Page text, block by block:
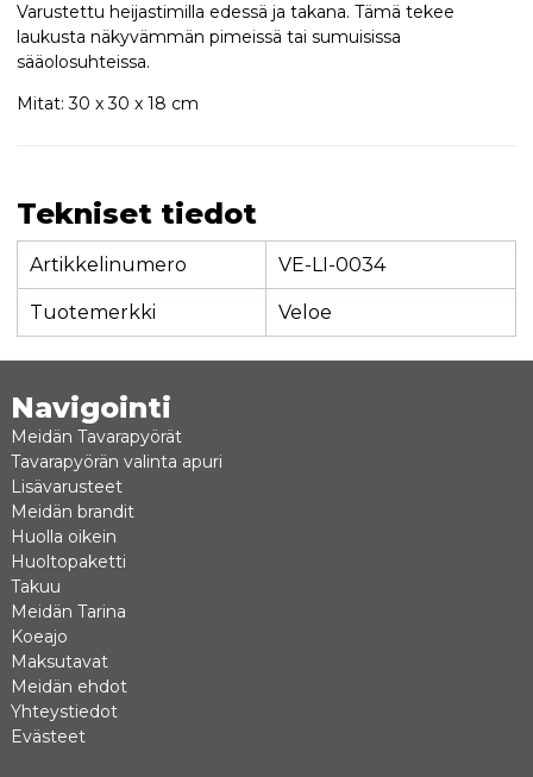
Varustettu heijastimilla edessä ja takana. Tämä tekee
laukusta näkyvämmän pimeissä tai sumuisissa
sääolosuhteissa.
Mitat: 30 x 30 x 18 cm
Tekniset tiedot
Artikkelinumero VE-LI-0034
Tuotemerkki Veloe
Navigointi
Meidän Tavarapyörät
Tavarapyörän valinta apuri
Lisävarusteet
Meidän brandit
Huolla oikein
Huoltopaketti
Takuu
Meidän Tarina
Koeajo
Maksutavat
Meidän ehdot
Yhteystiedot
Evästeet